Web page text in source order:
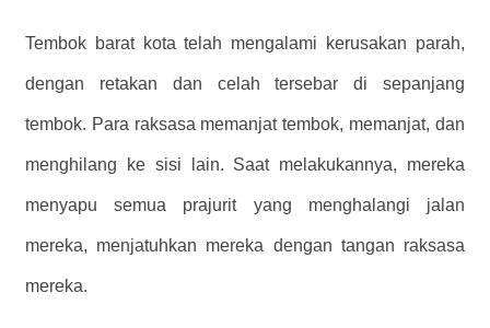
Tembok barat kota telah mengalami kerusakan parah,
dengan retakan dan celah tersebar di sepanjang
tembok. Para raksasa memanjat tembok, memanjat, dan
menghilang ke sisi lain. Saat melakukannya, mereka
menyapu semua prajurit yang menghalangi jalan
mereka, menjatuhkan mereka dengan tangan raksasa
mereka.